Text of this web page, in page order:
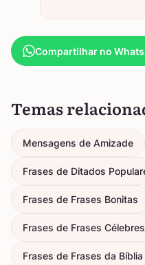
Compartilhar no
Temas
Mensagens de Amizade
Frases de Ditados
Frases de Frases Bonitas
Frases de Frases Célebres
Frases de Frases da Bíblia